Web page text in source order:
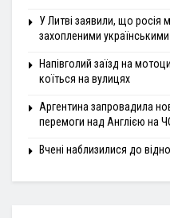
У Литві заявили, що росія
захопленими
Напівголий заїзд на
коїться на вулицях
Аргентина запровадила
перемоги над Англією на
Вчені наблизилися до